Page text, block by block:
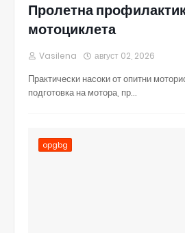
Пролетна
мотоциклета
Vasilena август 02, 2026
Практически насоки от опитни
подготовка на мотора, пр…
opgbg